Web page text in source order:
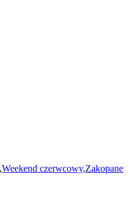
,Weekend czerwcowy,Zakopane